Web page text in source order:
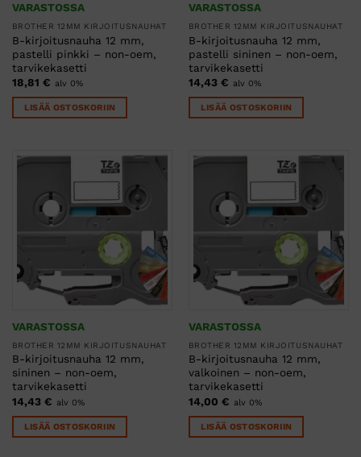
VARASTOSSA
BROTHER 12MM KIRJOITUSNAUHAT
B-kirjoitusnauha 12 mm,
pastelli pinkki – non-oem,
tarvikekasetti
18,81 € alv 0%
LISÄÄ OSTOSKORIIN
VARASTOSSA
BROTHER 12MM KIRJOITUSNAUHAT
B-kirjoitusnauha 12 mm,
pastelli sininen – non-oem,
tarvikekasetti
14,43 € alv 0%
LISÄÄ OSTOSKORIIN
VARASTOSSA
BROTHER 12MM KIRJOITUSNAUHAT
B-kirjoitusnauha 12 mm,
sininen – non-oem,
tarvikekasetti
14,43 € alv 0%
LISÄÄ OSTOSKORIIN
VARASTOSSA
BROTHER 12MM KIRJOITUSNAUHAT
B-kirjoitusnauha 12 mm,
valkoinen – non-oem,
tarvikekasetti
14,00 € alv 0%
LISÄÄ OSTOSKORIIN